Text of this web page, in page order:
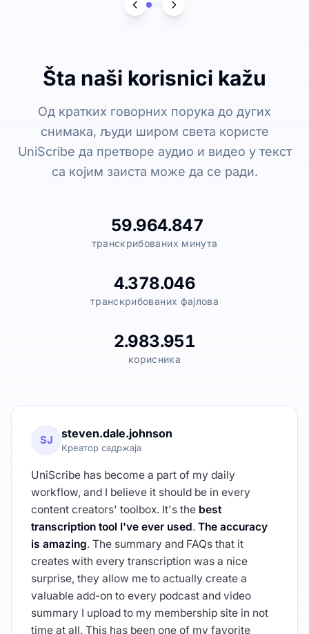
Šta naši korisnici kažu
Од кратких говорних порука до дугих
снимака, људи широм света користе
UniScribe да претворе аудио и видео у текст
са којим заиста може да се ради.
59.964.847
транскрибованих минута
4.378.046
транскрибованих фајлова
2.983.951
корисника
SJ steven.dale.johnson
Креатор садржаја
UniScribe has become a part of my daily
workflow, and I believe it should be in every
content creators' toolbox. It's the best
transcription tool I've ever used. The accuracy
is amazing. The summary and FAQs that it
creates with every transcription was a nice
surprise, they allow me to actually create a
valuable add-on to every podcast and video
summary I upload to my membership site in not
time at all. This has been one of my favorite